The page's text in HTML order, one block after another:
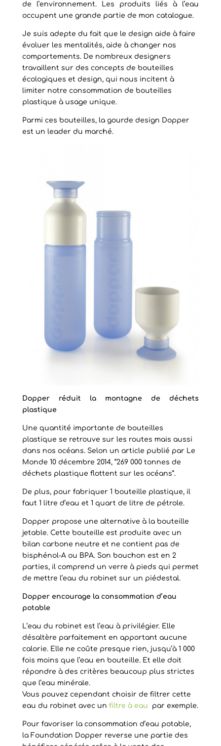
de l’environnement. Les produits liés à l’eau
occupent une grande partie de mon catalogue.
Je suis adepte du fait que le design aide à faire
évoluer les mentalités, aide à changer nos
comportements. De nombreux designers
travaillent sur des concepts de bouteilles
écologiques et design, qui nous incitent à
limiter notre consommation de bouteilles
plastique à usage unique.
Parmi ces bouteilles, la gourde design Dopper
est un leader du marché.
Dopper réduit la montagne de déchets
plastique
Une quantité importante de bouteilles
plastique se retrouve sur les routes mais aussi
dans nos océans. Selon un article publié par Le
Monde 10 décembre 2014, “269 000 tonnes de
déchets plastique flottent sur les océans”.
De plus, pour fabriquer 1 bouteille plastique, il
faut 1 litre d’eau et 1 quart de litre de pétrole.
Dopper propose une alternative à la bouteille
jetable. Cette bouteille est produite avec un
bilan carbone neutre et ne contient pas de
bisphénol-A ou BPA. Son bouchon est en 2
parties, il comprend un verre à pieds qui permet
de mettre l’eau du robinet sur un piédestal.
Dopper encourage la consommation d’eau
potable
L’eau du robinet est l’eau à privilégier. Elle
désaltère parfaitement en apportant aucune
calorie. Elle ne coûte presque rien, jusqu’à 1 000
fois moins que l’eau en bouteille. Et elle doit
répondre à des critères beaucoup plus strictes
que l’eau minérale.
Vous pouvez cependant choisir de filtrer cette
eau du robinet avec un filtre à eau par exemple.
Pour favoriser la consommation d’eau potable,
la Foundation Dopper reverse une partie des